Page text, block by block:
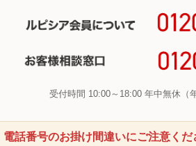
受付時間 10:00～18:00 年中無休（
電話番号のお掛け間違いにご注意くだ